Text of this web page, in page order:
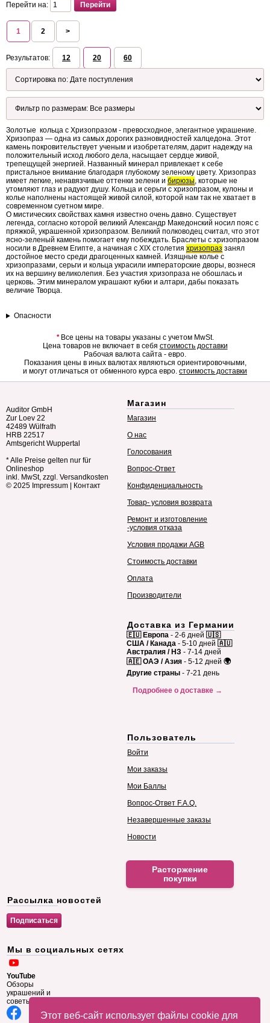
Этот веб-сайт использует файлы cookie для
Перейти на:
1 2 >
Результатов: 12 20 60
Золотые кольца с Хризопразом - превосходное, элегантное украшение.
Хризопраз — одна из самых дорогих разновидностей халцедона. Этот
камень покровительствует ученым и изобретателям, дарит надежду на
положительный исход любого дела, насыщает сердце живой,
трепещущей энергией. Названный минерал привлекает к себе
пристальное внимание благодаря глубокому зеленому цвету. Хризопраз
имеет легкие, ненавязчивые оттенки зелени и бирюзы, которые не
утомляют глаз и радуют душу. Кольца и серьги с хризопразом, кулоны и
колье наполнены настоящей живой силой, которой нам так не хватает в
современном суетном мире.
О мистических свойствах камня известно очень давно. Существует
легенда, согласно которой великий Александр Македонский носил пояс с
пряжкой, украшенной хризопразом. Великий полководец считал, что этот
ясно-зеленый камень помогает ему побеждать. Браслеты с хризопразом
носили в Древнем Египте, а начиная с XIX столетия хризопраз занял
достойное место среди драгоценных камней. Изящные колье с
хризопразами, серьги и кольца украсили императорские дворы, вознеся
их на вершину великолепия. Без участия хризопраза не обошлась и
церковь. Этим минералом украшают кубки и алтари, дабы показать
величие Творца.
Опасности
*Все цены на товары указаны с учетом MwSt.
Цена товаров не включает в себя стоимость доставки
Рабочая валюта сайта - евро.
Показания цены в иных валютах являються ориентировочными,
и могут отличаться от обменного курса евро. стоимость доставки
Auditor GmbH
Zur Loev 22
42489 Wülfrath
HRB 22517
Amtsgericht Wuppertal
* Alle Preise gelten nur für
Onlineshop
inkl. MwSt, zzgl. Versandkosten
© 2025 Impressum Контакт
Магазин
Магазин
О нас
Голосования
Вопрос-Ответ
Конфиденциальность
Товар- условия возврата
Ремонт и изготовление
-условия отказа
Условия продажи AGB
Стоимость доставки
Оплата
Производители
Доставка из Германии
🇪🇺 Европа - 2-6 дней 🇺🇸
США / Канада - 5-10 дней 🇦🇺
Австралия / НЗ - 7-14 дней
🇦🇪 ОАЭ / Азия - 5-12 дней 🌍
Другие страны - 7-21 день
Подробнее о доставке →
Пользователь
Войти
Мои заказы
Мои Баллы
Вопрос-Ответ F.A.Q.
Незавершенные заказы
Новости
Расторжение
покупки
Рассылка новостей
Мы в социальных сетях
YouTube
Обзоры
украшений и
советы